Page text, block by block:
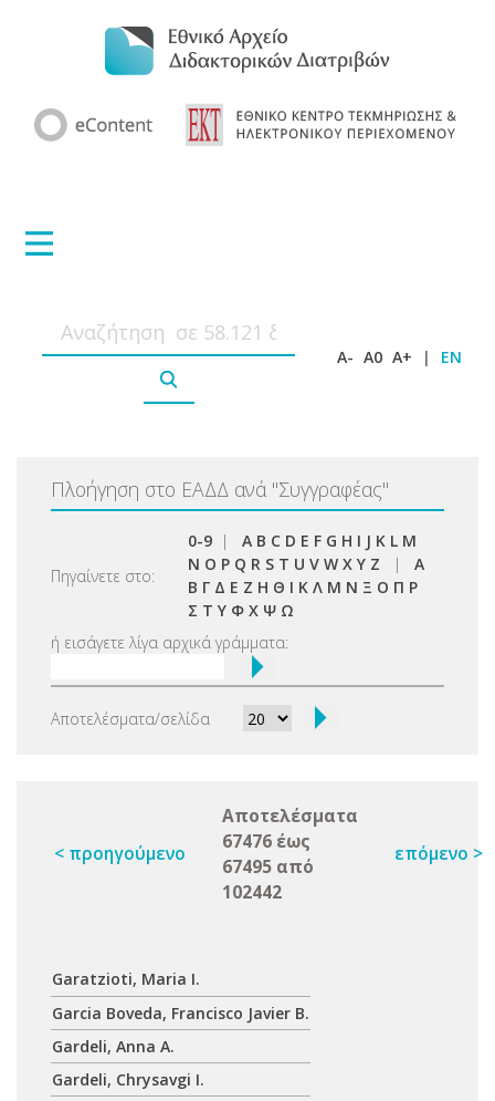
A- A0 A+ | EN
Πλοήγηση στο ΕΑΔΔ ανά "Συγγραφέας"
Πηγαίνετε στο:
0-9 | A B C D E F G H I J K L M
N O P Q R S T U V W X Y Z | Α
Β Γ Δ Ε Ζ Η Θ Ι Κ Λ Μ Ν Ξ Ο Π Ρ
Σ Τ Υ Φ Χ Ψ Ω
ή εισάγετε λίγα αρχικά γράμματα:
Αποτελέσματα/σελίδα
< προηγούμενο
Αποτελέσματα
67476 έως
67495 από
102442
επόμενο >
Garatzioti, Maria I.
Garcia Boveda, Francisco Javier B.
Gardeli, Anna A.
Gardeli, Chrysavgi I.